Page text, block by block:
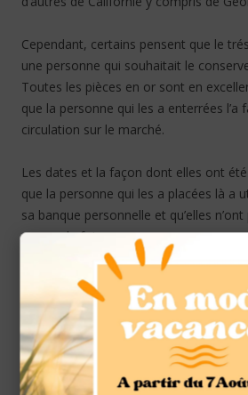
Cependant, certains pensent que le
une personne qui souhaitait le
Toutes les pièces en or sont en
que la personne qui les a enterrées l’a
circulation sur le marché.
Les dates et la façon dont elles ont
que la personne qui les a placées là a
sa banque personnelle et qu’elles
une seule fois.
Une chose est certaine, le couple qui
est maintenant leur légitime
est claire : il a été trouvé dans une
personne ne l’a réclamé dans un délai
Leur vœu est devendre les pièces en